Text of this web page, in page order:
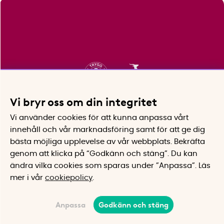
Vi bryr oss om din integritet
Vi använder cookies för att kunna anpassa vårt
innehåll och vår marknadsföring samt för att ge dig
bästa möjliga upplevelse av vår webbplats.
Bekräfta
genom att klicka på “Godkänn och stäng”. Du kan
ändra vilka cookies som sparas under ”Anpassa”.
Läs
mer i vår cookiepolicy
Anpassa Godkänn och stäng